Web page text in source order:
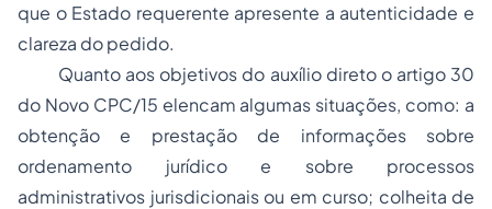
que o Estado requerente apresente a autenticidade e
clareza do pedido.
Quanto aos objetivos do auxílio direto o artigo 30
do Novo CPC/15 elencam algumas situações, como: a
obtenção e prestação de informações sobre
ordenamento jurídico e sobre processos
administrativos jurisdicionais ou em curso; colheita de